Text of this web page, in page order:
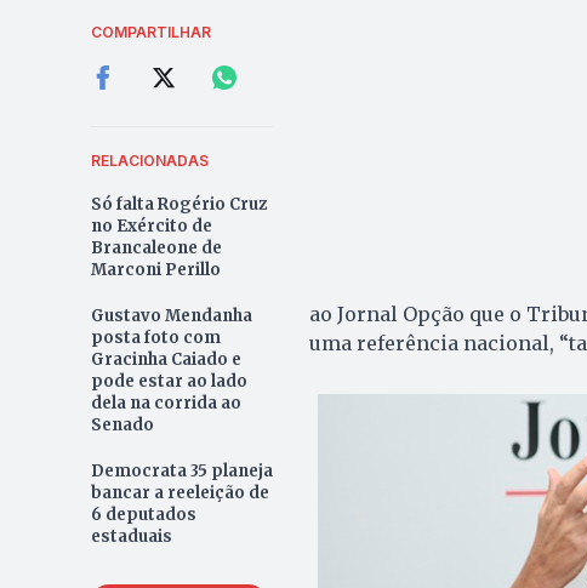
COMPARTILHAR
RELACIONADAS
Só falta Rogério Cruz
no Exército de
Brancaleone de
Marconi Perillo
Gustavo Mendanha
posta foto com
Gracinha Caiado e
pode estar ao lado
dela na corrida ao
Senado
Democrata 35 planeja
bancar a reeleição de
6 deputados
estaduais
ao Jornal Opção que o
uma referência nacional,